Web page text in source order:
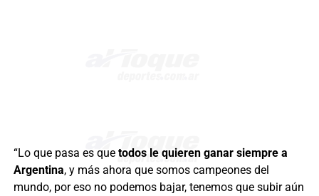
“Lo que pasa es que todos le quieren ganar siempre a
Argentina, y más ahora que somos campeones del
mundo, por eso no podemos bajar, tenemos que subir aún